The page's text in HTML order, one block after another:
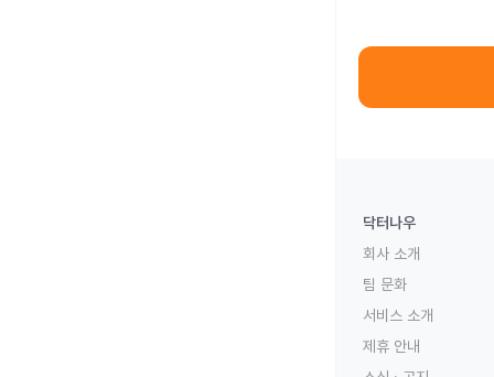
닥터나우
회사 소개
팀 문화
서비스 소개
제휴 안내